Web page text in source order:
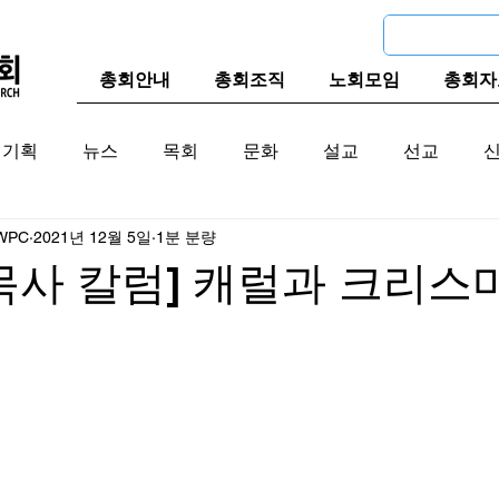
총회안내 총회조직 노회모임 총회
기획 뉴스 목회 문화 설교 선교
한국 교계 교단역사
사 칼럼] 캐럴과 크리스
2021년 12월 5일 1분 분량